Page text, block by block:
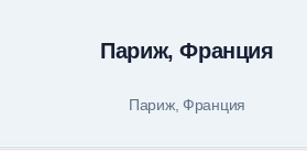
Париж, Франция
Париж, Франция